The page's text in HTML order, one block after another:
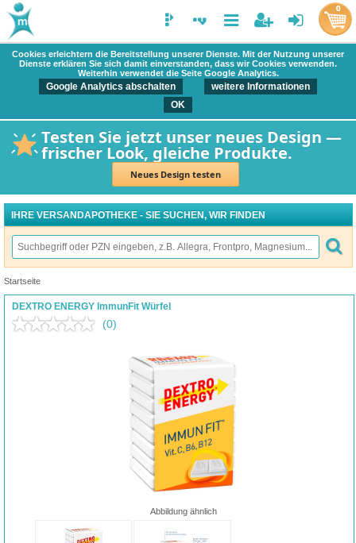
Cookies erleichtern die Bereitstellung unserer Dienste. Mit der Nutzung unserer
Dienste erklären Sie sich damit einverstanden, dass wir Cookies verwenden.
Weiterhin verwendet die Seite Google Analytics.
Google Analytics abschalten
weitere Informationen
OK
Testen Sie jetzt unser neues Design —
frischer Look, gleiche Produkte.
Neues Design testen
0
IHRE VERSANDAPOTHEKE - SIE SUCHEN, WIR FINDEN
Startseite
DEXTRO ENERGY ImmunFit Würfel
(0)
Abbildung ähnlich